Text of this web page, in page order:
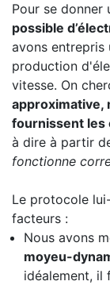
Pour se donner
possible
avons entrepris
production
vitesse. On
approximative,
fournissent
à dire à partir
fonctionne
Le protocole
facteurs :
Nous avons
moyeu-
idéalement, il